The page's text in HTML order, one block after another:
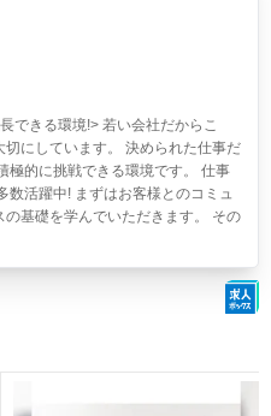
できる環境!> 若い会社だからこ
にしています。 決められた仕事だ
極的に挑戦できる環境です。 仕事
数活躍中! まずはお客様とのコミュ
基礎を学んでいただきます。 その